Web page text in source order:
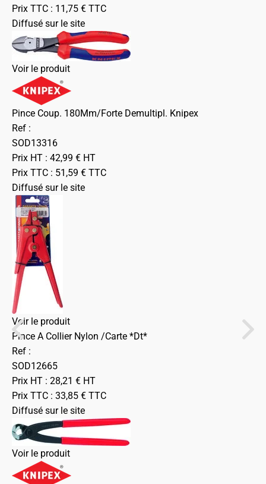
Prix TTC : 11,75 € TTC
Diffusé sur le site
Voir le produit
Pince Coup. 180Mm/Forte Demultipl. Knipex
Ref :
SOD13316
Prix HT : 42,99 € HT
Prix TTC : 51,59 € TTC
Diffusé sur le site
Voir le produit
Pince A Collier Nylon /Carte *Dt*
Ref :
SOD12665
Prix HT : 28,21 € HT
Prix TTC : 33,85 € TTC
Diffusé sur le site
Voir le produit